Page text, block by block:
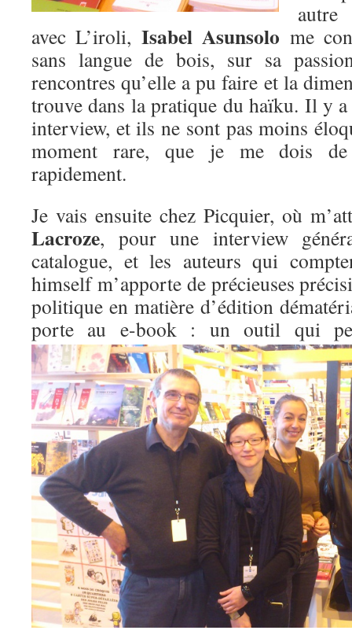
autre
avec L’iroli, Isabel Asunsolo me
sans langue de bois, sur sa
rencontres qu’elle a pu faire et la
trouve dans la pratique du haïku. Il y a
interview, et ils ne sont pas moins
moment rare, que je me dois
rapidement.
Je vais ensuite chez Picquier, où
Lacroze, pour une interview
catalogue, et les auteurs qui
himself m’apporte de précieuses
politique en matière d’édition
porte au e-book : un outil qui